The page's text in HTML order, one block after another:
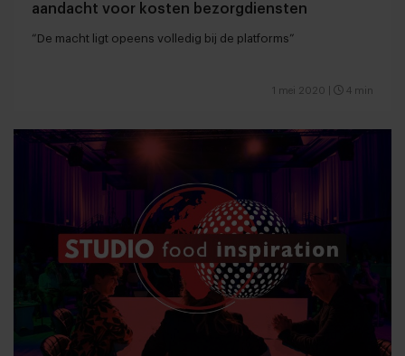
aandacht voor kosten bezorgdiensten
“De macht ligt opeens volledig bij de platforms”
1 mei 2020 4 min